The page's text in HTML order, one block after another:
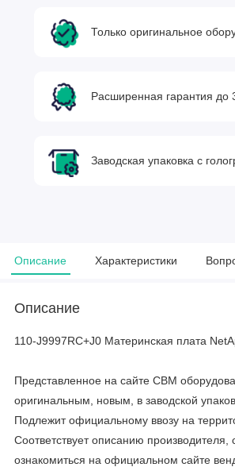
Только оригинальное
Расширенная гарантия до
Заводская упаковка с
Описание Характеристики
Описание
110-J9997RC+J0 Материнская плата
Представленное на сайте CBM
оригинальным, новым, в заводской
Подлежит официальному ввозу на
Соответствует описанию
ознакомиться на официальном сайте